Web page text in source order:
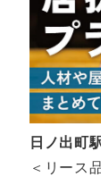
日ノ出
＜リース